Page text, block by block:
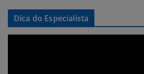
Dica do Especialista